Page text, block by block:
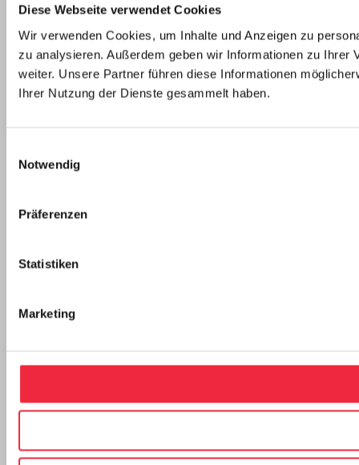
Diese Webseite verwendet Cookies
Wir verwenden Cookies, um Inhalte und Anzeigen zu
zu analysieren. Außerdem geben wir Informationen zu
weiter. Unsere Partner führen diese Informationen
Ihrer Nutzung der Dienste gesammelt haben.
Notwendig
Präferenzen
Statistiken
Marketing